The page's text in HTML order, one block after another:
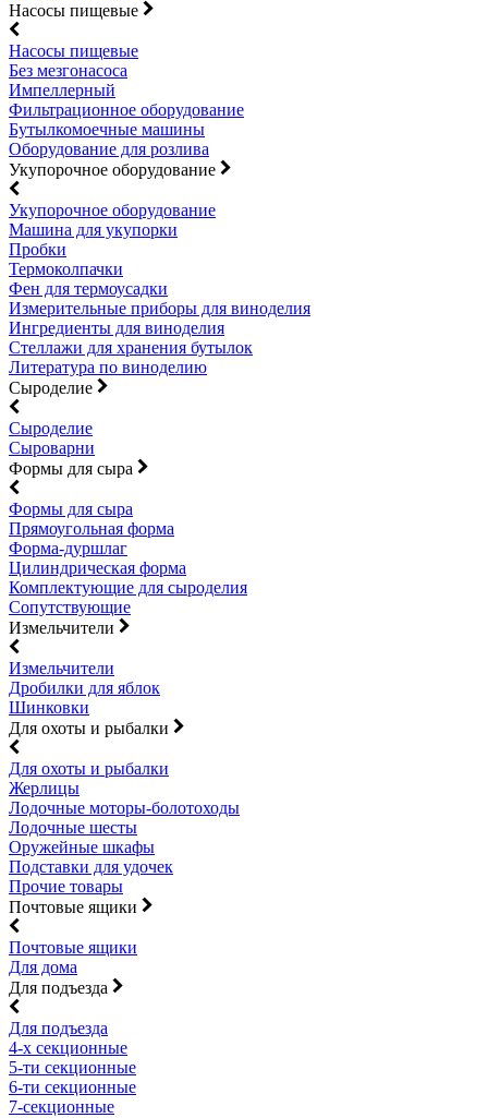
Насосы пищевые
Насосы пищевые
Без мезгонасоса
Импеллерный
Фильтрационное оборудование
Бутылкомоечные машины
Оборудование для розлива
Укупорочное оборудование
Укупорочное оборудование
Машина для укупорки
Пробки
Термоколпачки
Фен для термоусадки
Измерительные приборы для виноделия
Ингредиенты для виноделия
Стеллажи для хранения бутылок
Литература по виноделию
Сыроделие
Сыроделие
Сыроварни
Формы для сыра
Формы для сыра
Прямоугольная форма
Форма-дуршлаг
Цилиндрическая форма
Комплектующие для сыроделия
Сопутствующие
Измельчители
Измельчители
Дробилки для яблок
Шинковки
Для охоты и рыбалки
Для охоты и рыбалки
Жерлицы
Лодочные моторы-болотоходы
Лодочные шесты
Оружейные шкафы
Подставки для удочек
Прочие товары
Почтовые ящики
Почтовые ящики
Для дома
Для подъезда
Для подъезда
4-х секционные
5-ти секционные
6-ти секционные
7-секционные